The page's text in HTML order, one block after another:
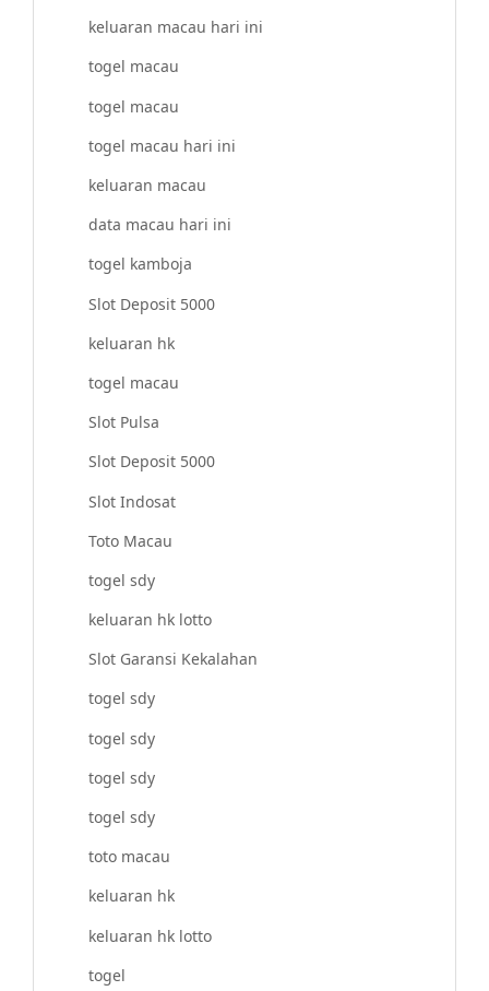
keluaran macau hari ini
togel macau
togel macau
togel macau hari ini
keluaran macau
data macau hari ini
togel kamboja
Slot Deposit 5000
keluaran hk
togel macau
Slot Pulsa
Slot Deposit 5000
Slot Indosat
Toto Macau
togel sdy
keluaran hk lotto
Slot Garansi Kekalahan
togel sdy
togel sdy
togel sdy
togel sdy
toto macau
keluaran hk
keluaran hk lotto
togel